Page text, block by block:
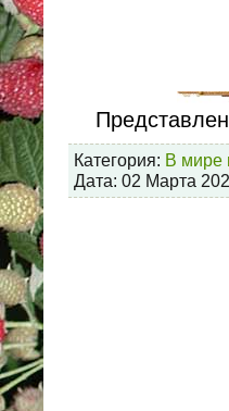
Категория: В мире
Дата: 02 Марта